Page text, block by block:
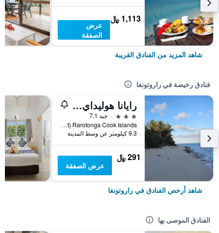
1,113 ﷼
عرض
الصفقة
شاهد المزيد من الفنادق القريبة
فنادق رخيصة في راروتونغا
رايانا هوليداي أكوموديشن
3 نجوم
جيد 7.1
Box 72(Akapauo, Titikaveka, South East) Rarotonga Cook Islands, راروتونغا, جزر كوك
9.3 كيلومتر عن وسط المدينة
291 ﷼
عرض الصفقة
شاهد أرخص الفنادق في راروتونغا
الفنادق الموصى بها